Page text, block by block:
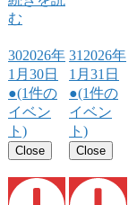
む
302026年
1月30日
●(1件の
イベン
ト)
Close
31 2026年
1月31日
●(1件の
イベン
ト)
Close